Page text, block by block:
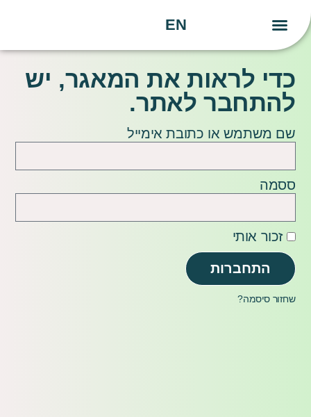
EN
כדי לראות את המאגר, יש
להתחבר לאתר.
שם משתמש או כתובת אימייל
ססמה
זכור אותי
התחברות
שחזור סיסמה?